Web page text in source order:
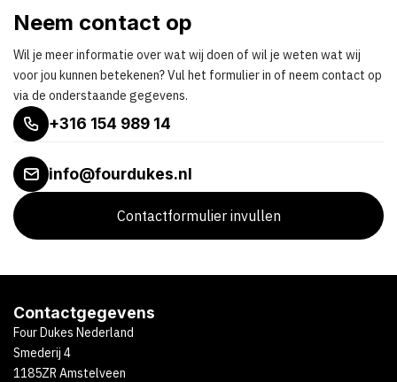
Neem contact op
Wil je meer informatie over wat wij doen of wil je weten wat wij
voor jou kunnen betekenen? Vul het formulier in of neem contact op
via de onderstaande gegevens.
+316 154 989 14
info@fourdukes.nl
Contactformulier invullen
Contactgegevens
Four Dukes Nederland
Smederij 4
1185ZR Amstelveen